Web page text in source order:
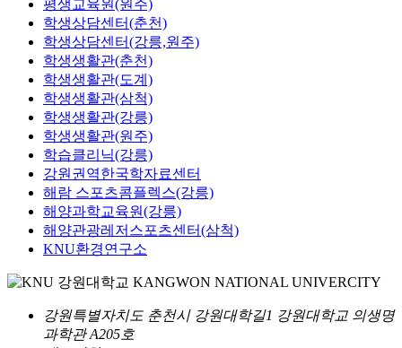
평생교육원(원주)
학생상담센터(춘천)
학생상담센터(강릉,원주)
학생생활관(춘천)
학생생활관(도계)
학생생활관(삼척)
학생생활관(강릉)
학생생활관(원주)
학습클리닉(강릉)
강원권역한국학자료센터
해람 스포츠콤플렉스(강릉)
해양과학교육원(강릉)
해양관광레저스포츠센터(삼척)
KNU환경연구소
강원특별자치도 춘천시 강원대학길1 강원대학교 의생명
과학관 A205호